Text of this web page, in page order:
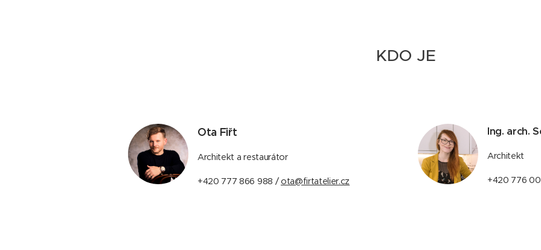
KDO JE
Ota Fiřt
Architekt a restaurátor
+420 777 866 988 /ota@firtatelier.cz
Ing. arch.
Architekt
+420 776